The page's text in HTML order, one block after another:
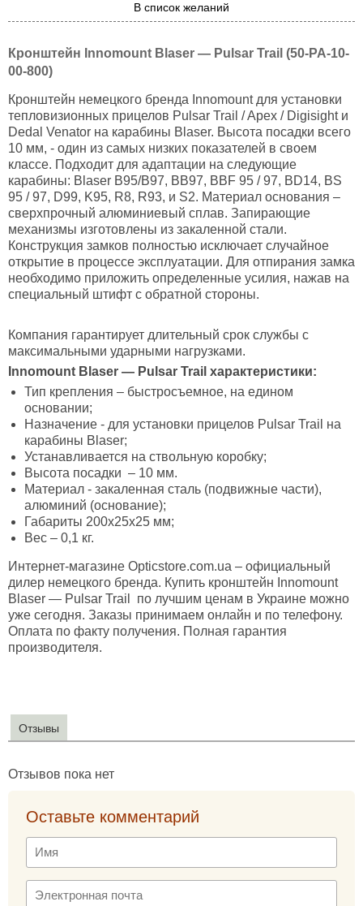
В список желаний
Кронштейн Innomount Blaser — Pulsar Trail (50-PA-10-
00-800)
Кронштейн немецкого бренда Innomount для установки
тепловизионных прицелов Pulsar Trail / Apex / Digisight и
Dedal Venator на карабины Blaser. Высота посадки всего
10 мм, - один из самых низких показателей в своем
классе. Подходит для адаптации на следующие
карабины: Blaser B95/B97, BB97, BBF 95 / 97, BD14, BS
95 / 97, D99, K95, R8, R93, и S2. Материал основания –
сверхпрочный алюминиевый сплав. Запирающие
механизмы изготовлены из закаленной стали.
Конструкция замков полностью исключает случайное
открытие в процессе эксплуатации. Для отпирания замка
необходимо приложить определенные усилия, нажав на
специальный штифт с обратной стороны.
Компания гарантирует длительный срок службы с
максимальными ударными нагрузками.
Innomount Blaser — Pulsar Trail характеристики:
Тип крепления – быстросъемное, на едином
основании;
Назначение - для установки прицелов Pulsar Trail на
карабины Blaser;
Устанавливается на ствольную коробку;
Высота посадки – 10 мм.
Материал - закаленная сталь (подвижные части),
алюминий (основание);
Габариты 200х25х25 мм;
Вес – 0,1 кг.
Интернет-магазине Opticstore.com.ua – официальный
дилер немецкого бренда. Купить кронштейн Innomount
Blaser — Pulsar Trail по лучшим ценам в Украине можно
уже сегодня. Заказы принимаем онлайн и по телефону.
Оплата по факту получения. Полная гарантия
производителя.
Отзывы
Отзывов пока нет
Оставьте комментарий